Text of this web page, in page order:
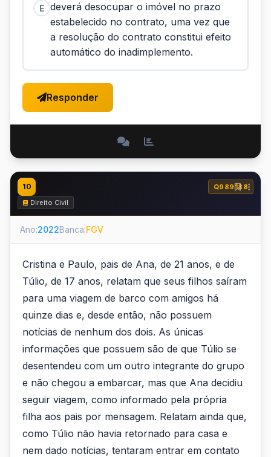
E deverá desocupar o imóvel no prazo
estabelecido no contrato, uma vez que
a resolução do contrato constitui efeito
automático do inadimplemento.
Responder
10
Q989188
Direito Civil
Ano:2022Banca:FGV
Cristina e Paulo, pais de Ana, de 21 anos, e de
Túlio, de 17 anos, relatam que seus filhos saíram
para uma viagem de barco com amigos há
quinze dias e, desde então, não possuem
notícias de nenhum dos dois. As únicas
informações que possuem são de que Túlio se
desentendeu com um outro integrante do grupo
e não chegou a embarcar, mas que Ana decidiu
seguir viagem, como informado pela própria
filha aos pais por mensagem. Relatam ainda que,
como Túlio não havia retornado para casa e
nem dado notícias, tentaram entrar em contato